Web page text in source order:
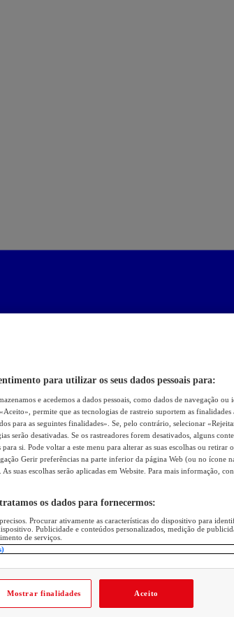
para utilizar os seus dados pessoais para:
e acedemos a dados pessoais, como dados de navegação ou
permite que as tecnologias de rastreio suportem as finalidades
para as seguintes finalidades». Se, pelo contrário, selecionar
serão desativadas. Se os rastreadores forem desativados, alguns
si. Pode voltar a este menu para alterar as suas escolhas ou retirar
Gerir preferências na parte inferior da página Web (ou no ícone
suas escolhas serão aplicadas em Website. Para mais informação,
os dados para fornecermos:
Procurar ativamente as características do dispositivo para
Publicidade e conteúdos personalizados, medição de
de serviços.
Mostrar finalidades Aceito